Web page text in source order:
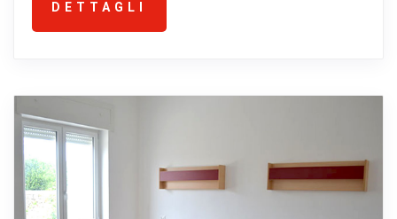
DETTAGLI